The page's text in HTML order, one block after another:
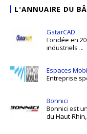
L'ANNUAIRE DU
GstarCAD
Fondée en
industriels ...
Espaces
Entreprise
Bonnici
Bonnici est
du Haut-